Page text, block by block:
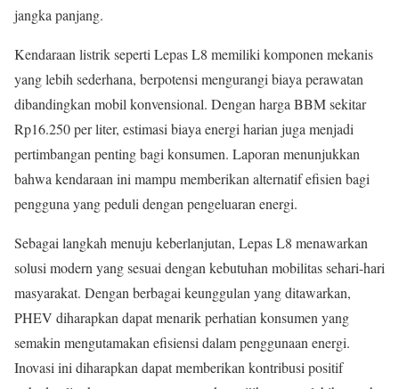
jangka panjang.
Kendaraan listrik seperti Lepas L8 memiliki komponen mekanis
yang lebih sederhana, berpotensi mengurangi biaya perawatan
dibandingkan mobil konvensional. Dengan harga BBM sekitar
Rp16.250 per liter, estimasi biaya energi harian juga menjadi
pertimbangan penting bagi konsumen. Laporan menunjukkan
bahwa kendaraan ini mampu memberikan alternatif efisien bagi
pengguna yang peduli dengan pengeluaran energi.
Sebagai langkah menuju keberlanjutan, Lepas L8 menawarkan
solusi modern yang sesuai dengan kebutuhan mobilitas sehari-hari
masyarakat. Dengan berbagai keunggulan yang ditawarkan,
PHEV diharapkan dapat menarik perhatian konsumen yang
semakin mengutamakan efisiensi dalam penggunaan energi.
Inovasi ini diharapkan dapat memberikan kontribusi positif